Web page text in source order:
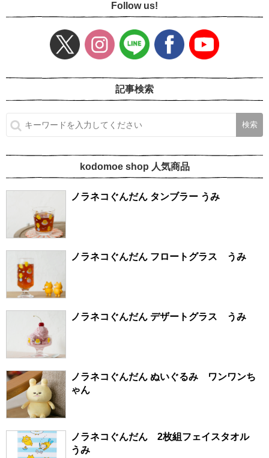
Follow us!
記事検索
kodomoe shop 人気商品
ノラネコぐんだん タンブラー うみ
ノラネコぐんだん フロートグラス うみ
ノラネコぐんだん デザートグラス うみ
ノラネコぐんだん ぬいぐるみ ワンワンち
ゃん
ノラネコぐんだん 2枚組フェイスタオル
うみ